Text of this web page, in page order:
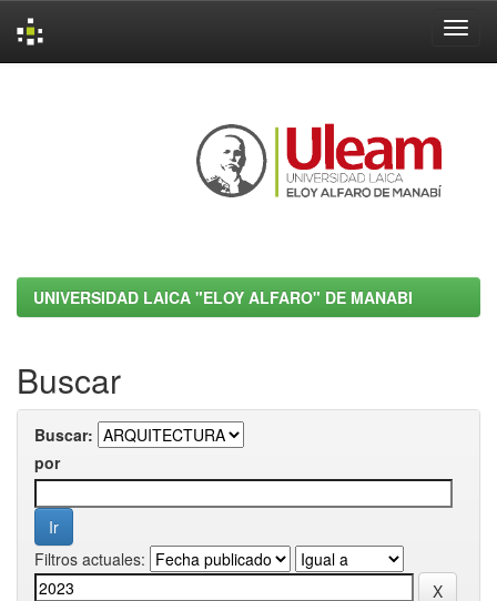
UNIVERSIDAD LAICA "ELOY ALFARO" DE MANABI
Buscar
Buscar:
por
Filtros actuales: